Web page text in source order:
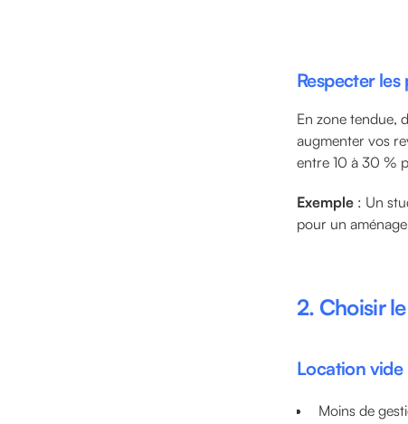
Respecter
En zone tendue,
augmenter vos
entre 10 à 30 %
Exemple : Un
pour un
2. Choisir
Location vide
Moins de